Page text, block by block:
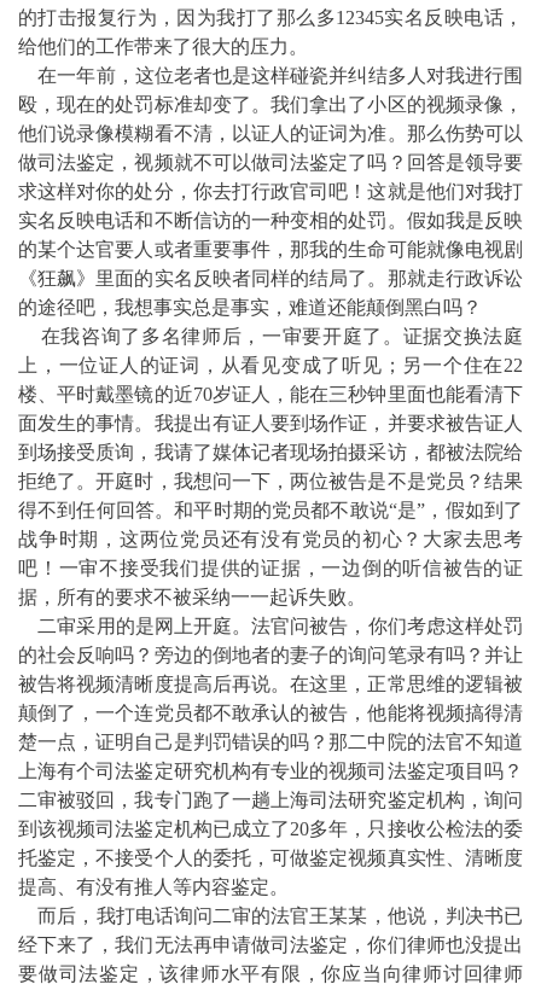
的打击报复行为，因为我打了那么多12345实名反映电话，
给他们的工作带来了很大的压力。
在一年前，这位老者也是这样碰瓷并纠结多人对我进行围
殴，现在的处罚标准却变了。我们拿出了小区的视频录像，
他们说录像模糊看不清，以证人的证词为准。那么伤势可以
做司法鉴定，视频就不可以做司法鉴定了吗？回答是领导要
求这样对你的处分，你去打行政官司吧！这就是他们对我打
实名反映电话和不断信访的一种变相的处罚。假如我是反映
的某个达官要人或者重要事件，那我的生命可能就像电视剧
《狂飙》里面的实名反映者同样的结局了。那就走行政诉讼
的途径吧，我想事实总是事实，难道还能颠倒黑白吗？
在我咨询了多名律师后，一审要开庭了。证据交换法庭
上，一位证人的证词，从看见变成了听见；另一个住在22
楼、平时戴墨镜的近70岁证人，能在三秒钟里面也能看清下
面发生的事情。我提出有证人要到场作证，并要求被告证人
到场接受质询，我请了媒体记者现场拍摄采访，都被法院给
拒绝了。开庭时，我想问一下，两位被告是不是党员？结果
得不到任何回答。和平时期的党员都不敢说“是”，假如到了
战争时期，这两位党员还有没有党员的初心？大家去思考
吧！一审不接受我们提供的证据，一边倒的听信被告的证
据，所有的要求不被采纳一一起诉失败。
二审采用的是网上开庭。法官问被告，你们考虑这样处罚
的社会反响吗？旁边的倒地者的妻子的询问笔录有吗？并让
被告将视频清晰度提高后再说。在这里，正常思维的逻辑被
颠倒了，一个连党员都不敢承认的被告，他能将视频搞得清
楚一点，证明自己是判罚错误的吗？那二中院的法官不知道
上海有个司法鉴定研究机构有专业的视频司法鉴定项目吗？
二审被驳回，我专门跑了一趟上海司法研究鉴定机构，询问
到该视频司法鉴定机构已成立了20多年，只接收公检法的委
托鉴定，不接受个人的委托，可做鉴定视频真实性、清晰度
提高、有没有推人等内容鉴定。
而后，我打电话询问二审的法官王某某，他说，判决书已
经下来了，我们无法再申请做司法鉴定，你们律师也没提出
要做司法鉴定，该律师水平有限，你应当向律师讨回律师